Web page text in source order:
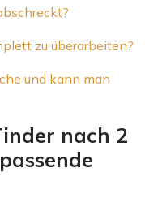
zu überarbeiten?
und kann man
nach 2